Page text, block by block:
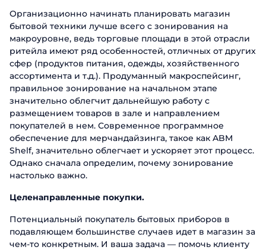
Организационно начинать планировать магазин
бытовой техники лучше всего с зонирования на
макроуровне, ведь торговые площади в этой отрасли
ритейла имеют ряд особенностей, отличных от других
сфер (продуктов питания, одежды, хозяйственного
ассортимента и т.д.). Продуманный макроспейсинг,
правильное зонирование на начальном этапе
значительно облегчит дальнейшую работу с
размещением товаров в зале и направлением
покупателей в нем. Современное программное
обеспечение для мерчандайзинга, такое как ABM
Shelf, значительно облегчает и ускоряет этот процесс.
Однако сначала определим, почему зонирование
настолько важно.
Целенаправленные покупки.
Потенциальный покупатель бытовых приборов в
подавляющем большинстве случаев идет в магазин за
чем-то конкретным. И ваша задача — помочь клиенту